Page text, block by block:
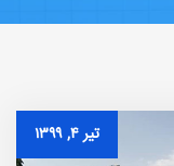
تیر ۴, ۱۳۹۹